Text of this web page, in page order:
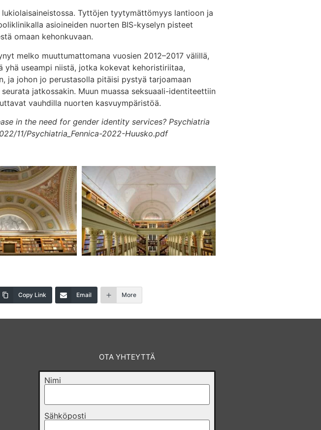
Tyttöjen tyytymättömyys lantioon ja
asioineiden nuorten BIS-kyselyn pisteet
omaan kehonkuvaan.
melko muuttumattomana vuosien 2012–2017 välillä,
yhä useampi niistä, jotka kokevat kehoristiriitaa,
ja johon jo perustasolla pitäisi pystyä tarjoamaan
jatkossakin. Muun muassa seksuaali-identiteettiin
vauhdilla nuorten kasvuympäristöä.
in the need for gender identity services? Psychiatria
11/Psychiatria_Fennica-2022-Huusko.pdf
Copy Link Email More
OTA YHTEYTTÄ
Nimi
Sähköposti